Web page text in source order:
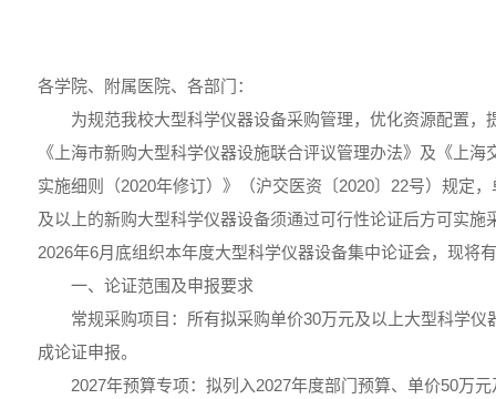
各学院、附属医院、各部门：
为规范我校大型科学仪器设备采购管理，优化资源配置，
《上海市新购大型科学仪器设施联合评议管理办法》及《上
实施细则（2020年修订）》（沪交医资〔2020〕22号）规定
及以上的新购大型科学仪器设备须通过可行性论证后方可实施
2026年6月底组织本年度大型科学仪器设备集中论证会，现将
一、论证范围及申报要求
常规采购项目：所有拟采购单价30万元及以上大型科学仪
成论证申报。
2027年预算专项：拟列入2027年度部门预算、单价50万